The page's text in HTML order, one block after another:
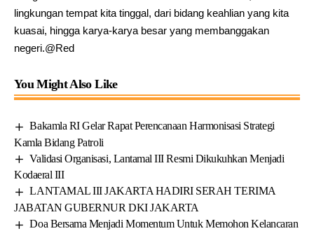
lingkungan tempat kita tinggal, dari bidang keahlian yang kita
kuasai, hingga karya-karya besar yang membanggakan
negeri.@Red
You Might Also Like
Bakamla RI Gelar Rapat Perencanaan Harmonisasi Strategi
Kamla Bidang Patroli
Validasi Organisasi, Lantamal III Resmi Dikukuhkan Menjadi
Kodaeral III
LANTAMAL III JAKARTA HADIRI SERAH TERIMA
JABATAN GUBERNUR DKI JAKARTA
Doa Bersama Menjadi Momentum Untuk Memohon Kelancaran